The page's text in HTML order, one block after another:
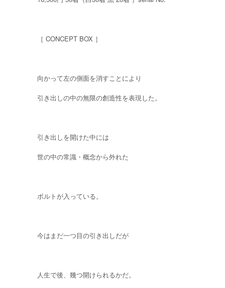
［ CONCEPT BOX ］
向かって左の側面を消すことにより
引き出しの中の無限の創造性を表現した。
引き出しを開けた中には
世の中の常識・概念から外れた
ボルトが入っている。
今はまだ一つ目の引き出しだが
人生で後、幾つ開けられるかだ。